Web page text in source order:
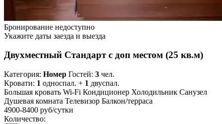
Бронирование недоступно
Укажите даты заезда и выезда
Двухместный Стандарт с доп местом (25 кв.м)
Категория: Номер Гостей: 3 чел.
Кровати: 1 односпал. + 1 двуспал.
Большая кровать Wi-Fi Кондиционер Холодильник Санузел
Душевая комната Телевизор Балкон/терраса
4900-8400 руб/сутки
Количество: